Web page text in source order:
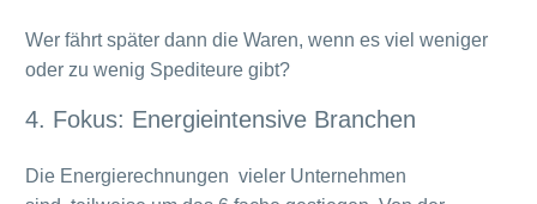
Wer fährt später dann die Waren, wenn es viel weniger
oder zu wenig Spediteure gibt?
4. Fokus: Energieintensive Branchen
Die Energierechnungen vieler Unternehmen